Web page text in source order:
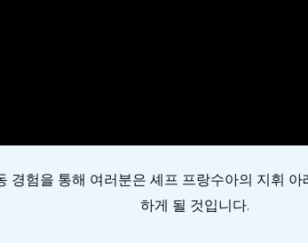
경험을 통해 여러분은 셰프 프랑수아의 지휘
하게 될 것입니다.